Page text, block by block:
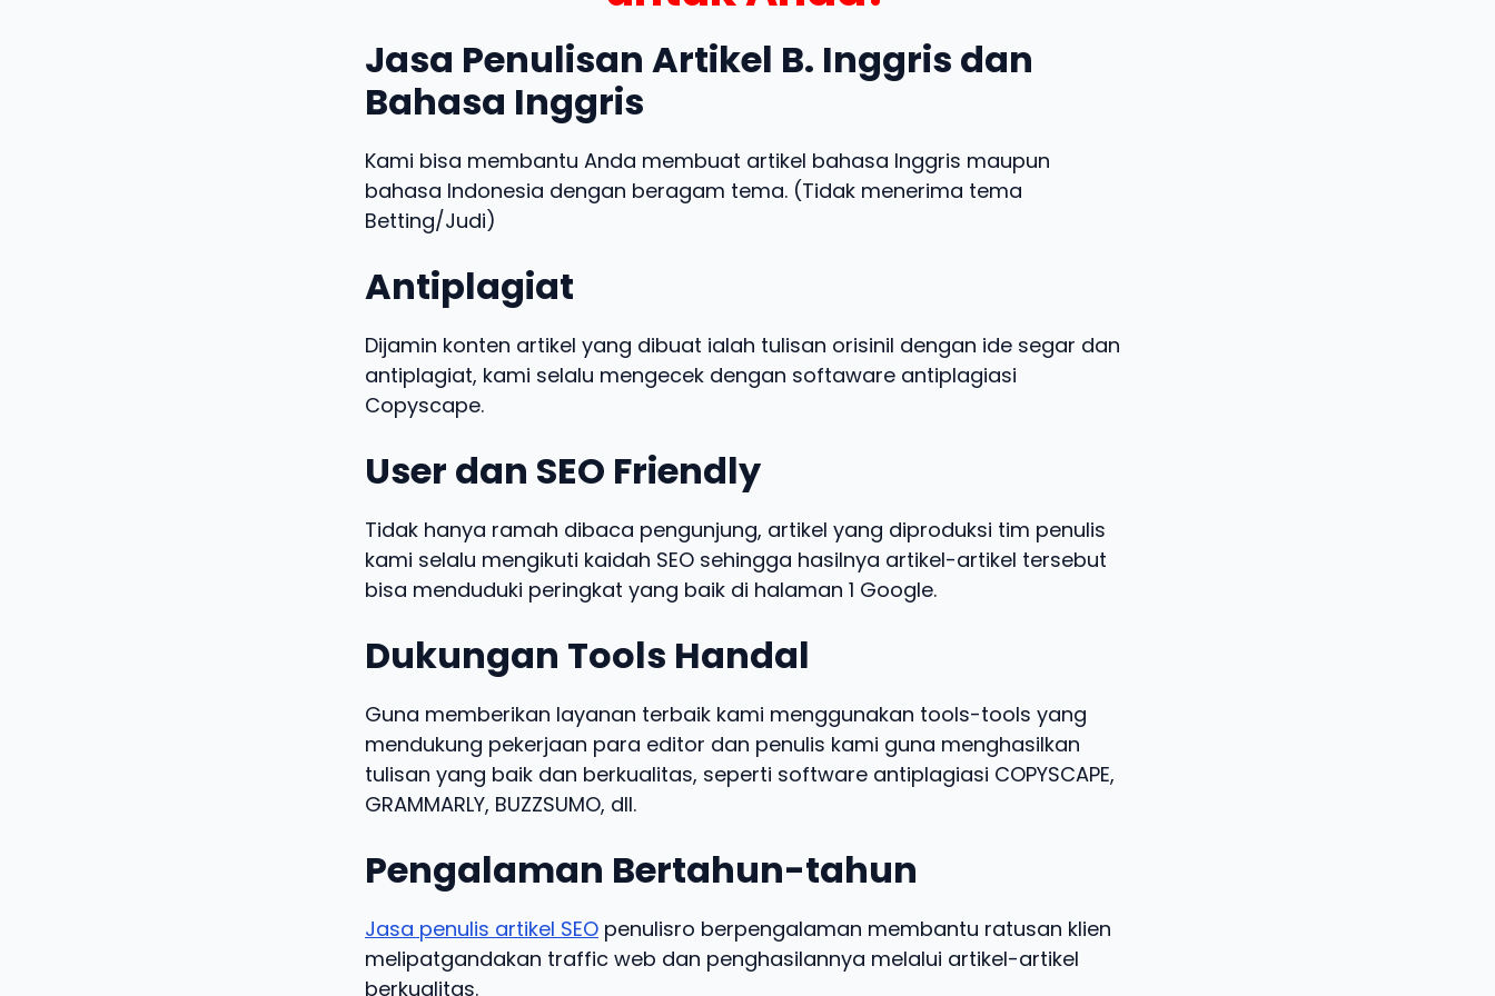
Jasa Penulisan Artikel B. Inggris dan
Bahasa Inggris
Kami bisa membantu Anda membuat artikel bahasa Inggris maupun
bahasa Indonesia dengan beragam tema. (Tidak menerima tema
Betting/Judi)
Antiplagiat
Dijamin konten artikel yang dibuat ialah tulisan orisinil dengan ide segar dan
antiplagiat, kami selalu mengecek dengan softaware antiplagiasi
Copyscape.
User dan SEO Friendly
Tidak hanya ramah dibaca pengunjung, artikel yang diproduksi tim penulis
kami selalu mengikuti kaidah SEO sehingga hasilnya artikel-artikel tersebut
bisa menduduki peringkat yang baik di halaman 1 Google.
Dukungan Tools Handal
Guna memberikan layanan terbaik kami menggunakan tools-tools yang
mendukung pekerjaan para editor dan penulis kami guna menghasilkan
tulisan yang baik dan berkualitas, seperti software antiplagiasi COPYSCAPE,
GRAMMARLY, BUZZSUMO, dll.
Pengalaman Bertahun-tahun
Jasa penulis artikel SEO penulisro berpengalaman membantu ratusan klien
melipatgandakan traffic web dan penghasilannya melalui artikel-artikel
berkualitas.